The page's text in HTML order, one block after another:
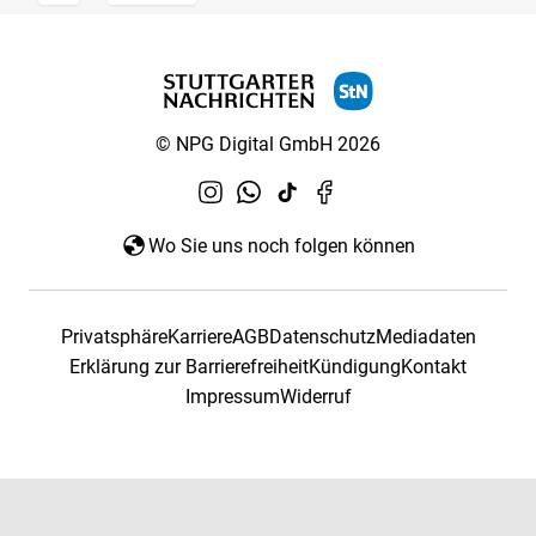
© NPG Digital GmbH 2026
Wo Sie uns noch folgen können
PrivatsphäreKarriereAGBDatenschutzMediadaten
Erklärung zur BarrierefreiheitKündigungKontakt
ImpressumWiderruf